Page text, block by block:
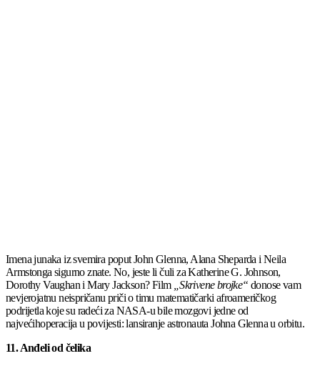
Imena junaka iz svemira poput John Glenna, Alana Sheparda i Neila
Armstonga sigurno znate. No, jeste li čuli za Katherine G. Johnson,
Dorothy Vaughan i Mary Jackson? Film
„Skrivene brojke“ donose vam
nevjerojatnu neispričanu priči o timu matematičarki afroameričkog
podrijetla koje su radeći za NASA-u bile mozgovi jedne od
najvećihoperacija u povijesti: lansiranje astronauta Johna Glenna u orbitu.
11. Anđeli od čelika